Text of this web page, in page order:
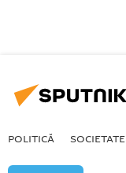
POLITICĂ SOCIETATE